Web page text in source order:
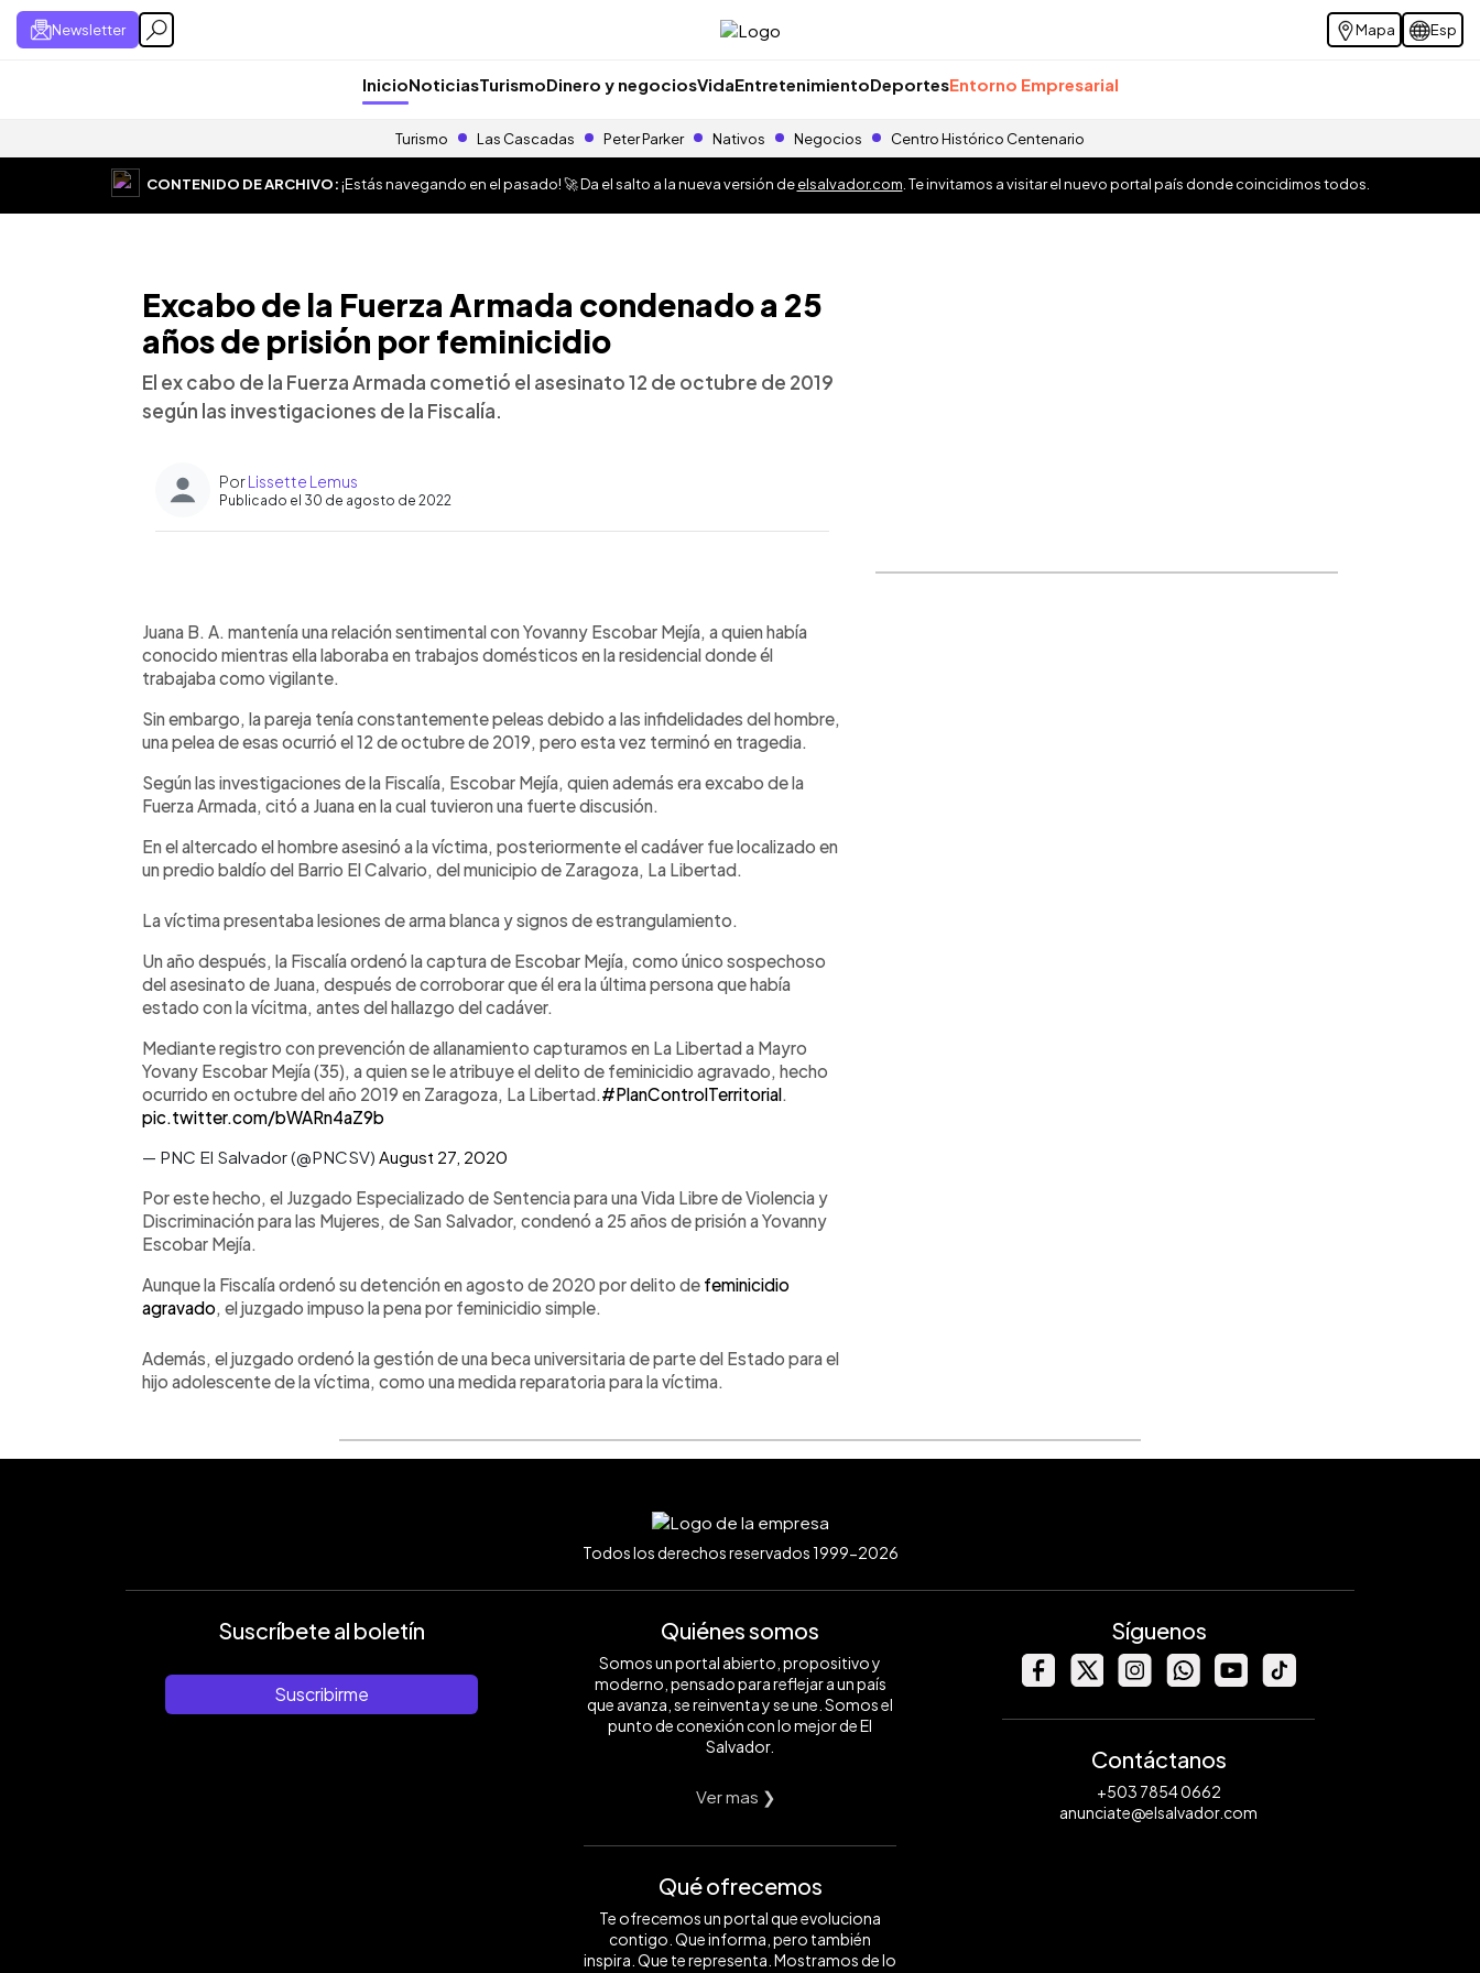
Newsletter Mapa Esp
InicioNoticiasTurismoDinero y negociosVidaEntretenimientoDeportesEntorno Empresarial
Turismo Las Cascadas Peter Parker Nativos Negocios Centro Histórico Centenario
CONTENIDO DE ARCHIVO:¡Estás navegando en el pasado! 🚀 Da el salto a la nueva versión deelsalvador.com . Te invitamos a visitar el nuevo portal país donde coincidimos todos.
Excabo de la Fuerza Armada condenado a 25
años de prisión por feminicidio
El ex cabo de la Fuerza Armada cometió el asesinato 12 de octubre de 2019
según las investigaciones de la Fiscalía.
PorLissette Lemus
Publicado el 30 de agosto de 2022
► Escuchar artículo
Juana B. A. mantenía una relación sentimental con Yovanny Escobar Mejía, a quien había
conocido mientras ella laboraba en trabajos domésticos en la residencial donde él
trabajaba como vigilante.
Sin embargo, la pareja tenía constantemente peleas debido a las infidelidades del hombre,
una pelea de esas ocurrió el 12 de octubre de 2019, pero esta vez terminó en tragedia.
Según las investigaciones de la Fiscalía, Escobar Mejía, quien además era excabo de la
Fuerza Armada, citó a Juana en la cual tuvieron una fuerte discusión.
En el altercado el hombre asesinó a la víctima, posteriormente el cadáver fue localizado en
un predio baldío del Barrio El Calvario, del municipio de Zaragoza, La Libertad.
La víctima presentaba lesiones de arma blanca y signos de estrangulamiento.
Un año después, la Fiscalía ordenó la captura de Escobar Mejía, como único sospechoso
del asesinato de Juana, después de corroborar que él era la última persona que había
estado con la vícitma, antes del hallazgo del cadáver.
Mediante registro con prevención de allanamiento capturamos en La Libertad a Mayro
Yovany Escobar Mejía (35), a quien se le atribuye el delito de feminicidio agravado, hecho
ocurrido en octubre del año 2019 en Zaragoza, La Libertad.#PlanControlTerritorial.
pic.twitter.com/bWARn4aZ9b
— PNC El Salvador (@PNCSV) August 27, 2020
Por este hecho, el Juzgado Especializado de Sentencia para una Vida Libre de Violencia y
Discriminación para las Mujeres, de San Salvador, condenó a 25 años de prisión a Yovanny
Escobar Mejía.
Aunque la Fiscalía ordenó su detención en agosto de 2020 por delito de feminicidio
agravado, el juzgado impuso la pena por feminicidio simple.
Además, el juzgado ordenó la gestión de una beca universitaria de parte del Estado para el
hijo adolescente de la víctima, como una medida reparatoria para la víctima.
Todos los derechos reservados 1999-2026
Suscríbete al boletín
Suscribirme
Quiénes somos
Somos un portal abierto, propositivo y
moderno, pensado para reflejar a un país
que avanza, se reinventa y se une. Somos el
punto de conexión con lo mejor de El
Salvador.
Ver mas ❯
Qué ofrecemos
Te ofrecemos un portal que evoluciona
contigo. Que informa, pero también
inspira. Que te representa. Mostramos de lo
Síguenos
Contáctanos
+503 7854 0662
anunciate@elsalvador.com